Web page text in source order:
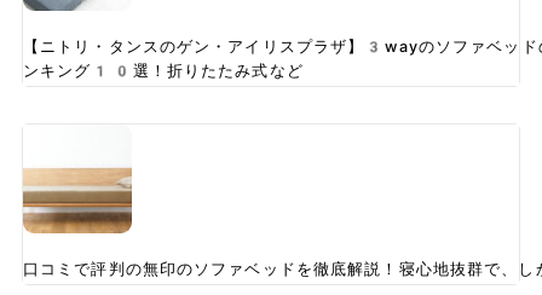
【ニトリ・タンスのゲン・アイリスプラザ】3wayのソファベッ
ンキング10選！折りたたみ式など
口コミで評判の無印のソファベッドを徹底解説！寝心地抜群で、し